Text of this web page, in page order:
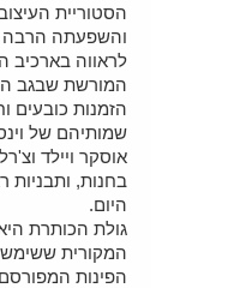
הסטוריית
והשפעתה הרבה
לראווה בארכיב
המורשת שבגב
הזמנות כובעים
שמותיהם של
אוסקר ויילד
בחנות,
היום.
גולת הכותרת
המקורית
הפינות